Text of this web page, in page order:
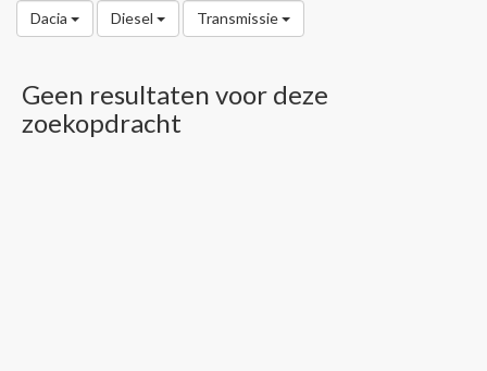
Dacia Diesel Transmissie
Geen resultaten voor deze
zoekopdracht